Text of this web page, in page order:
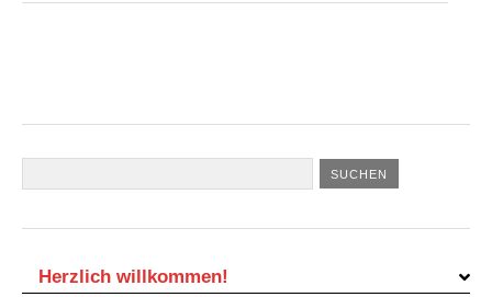
Herzlich willkommen!